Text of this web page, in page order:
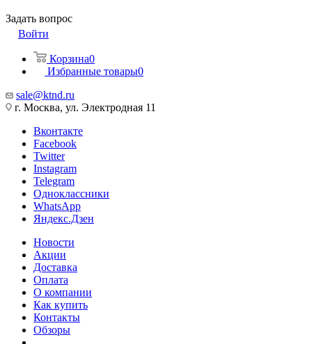
Задать вопрос
Войти
Корзина0
Избранные товары0
sale@ktnd.ru
г. Москва, ул. Электродная 11
Вконтакте
Facebook
Twitter
Instagram
Telegram
Одноклассники
WhatsApp
Яндекс.Дзен
Новости
Акции
Доставка
Оплата
О компании
Как купить
Контакты
Обзоры